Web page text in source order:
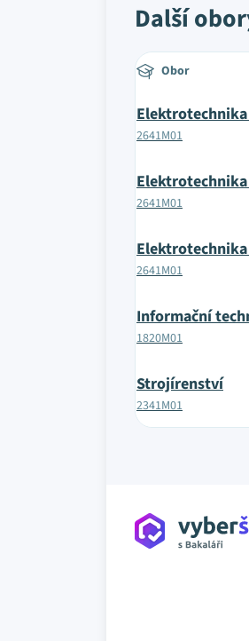
Další
Obor
2641M01
2641M01
2641M01
Informační
1820M01
Strojírenství
2341M01